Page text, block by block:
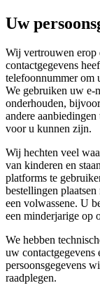
Uw
Wij vertrouwen erop
contactgegevens
telefoonnummer om
We gebruiken uw e-
onderhouden,
andere
voor u kunnen zijn.
Wij hechten veel
van kinderen en
platforms te
bestellingen
een volwassene. U
een minderjarige op
We hebben
uw contactgegevens
persoonsgegevens
raadplegen.